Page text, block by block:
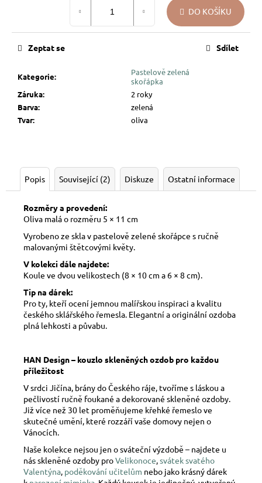
DO KOŠÍKU
Kategorie:
Pastelově zelená
skořápka
Záruka:
2 roky
Barva:
zelená
Tvar: oliva
Zeptat se Sdílet
Popis Související (2) Diskuze Ostatní informace
Rozměry a provedení:
Oliva malá o rozměru 5 × 11 cm
Vyrobeno ze skla v pastelově zelené skořápce s ručně
malovanými štětcovými květy.
V kolekci dále najdete:
Koule ve dvou velikostech (8 × 10 cm a 6 × 8 cm).
Tip na dárek:
Pro ty, kteří ocení jemnou malířskou inspiraci a kvalitu
českého sklářského řemesla. Elegantní a originální ozdoba
plná lehkosti a půvabu.
HAN Design – kouzlo skleněných ozdob pro každou
příležitost
V srdci Jičína, brány do Českého ráje, tvoříme s láskou a
pečlivostí ručně foukané a dekorované skleněné ozdoby.
Již více než 30 let proměňujeme křehké řemeslo ve
skutečné umění, které rozzáří vaše domovy nejen o
Vánocích.
Naše kolekce nejsou jen o sváteční výzdobě – najdete u
nás skleněné ozdoby proVelikonoce,svátek svatého
Valentýna, poděkování učitelům nebo jako krásný dárek
OZDOBA
UKRYTÉ
144
Kč